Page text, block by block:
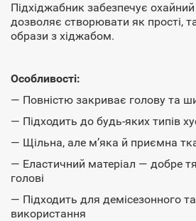
Підхіджабник забезпечує
дозволяє створювати як прості,
образи з хіджабом.
Особливості:
— Повністю закриває голову та
— Підходить до будь-яких типів
— Щільна, але м’яка й приємна
— Еластичний матеріал — добре
голові
— Підходить для демісезонного та
використання